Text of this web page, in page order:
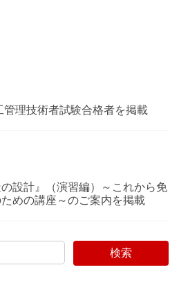
理技術者試験合格者を掲載
の設計』（演習編）～これから免
めの講座～のご案内を掲載
検索